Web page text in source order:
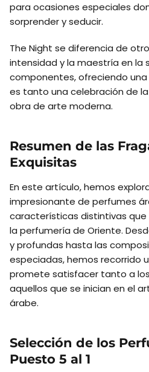
para ocasiones especiales
sorprender y seducir.
The Night se diferencia de
intensidad y la maestría en la
componentes, ofreciendo
es tanto una celebración de
obra de arte moderna.
Resumen de las
Exquisitas
En este artículo, hemos
impresionante de perfumes
características distintivas
la perfumería de Oriente.
y profundas hasta las
especiadas, hemos recorrido
promete satisfacer tanto a
aquellos que se inician en el
árabe.
Selección de los
Puesto 5 al 1